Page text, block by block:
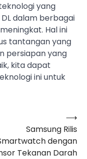
yang
dalam berbagai
Hal ini
tantangan yang
persiapan yang
kita dapat
ini untuk
Samsung Rilis
dengan
Tekanan Darah
⟶